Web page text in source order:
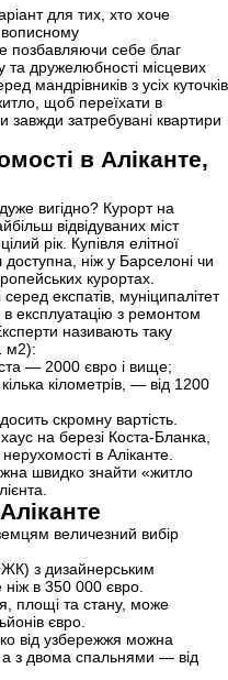
для тих, хто хоче
позбавляючи себе благ
та дружелюбності місцевих
мандрівників з усіх куточків
щоб переїхати в
затребувані квартири
в Аліканте,
вигідно? Курорт на
відвідуваних міст
рік. Купівля елітної
доступна, ніж у Барселоні чи
курортах.
експатів, муніципалітет
експлуатацію з ремонтом
називають таку
м2):
— 2000 євро і вище;
кілометрів, — від 1200
скромну вартість.
на березі Коста-Бланка,
в Аліканте.
швидко знайти «житло
величезний вибір
ЖК) з дизайнерським
в 350 000 євро.
площі та стану, може
євро.
від узбережжя можна
а з двома спальнями — від